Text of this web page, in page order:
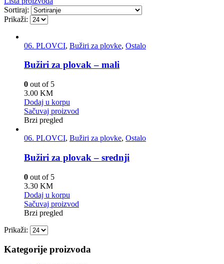
Sortiraj:
Prikaži:
06. PLOVCI, Bužiri za plovke, Ostalo
Bužiri za plovak – mali
0 out of 5
3.00 KM
Dodaj u korpu
Sačuvaj proizvod
Brzi pregled
06. PLOVCI, Bužiri za plovke, Ostalo
Bužiri za plovak – srednji
0 out of 5
3.30 KM
Dodaj u korpu
Sačuvaj proizvod
Brzi pregled
Prikaži:
Kategorije proizvoda